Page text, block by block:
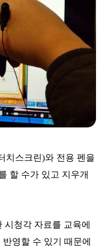
치스크린)와 전용 펜을
할 수가 있고 지우개
청각 자료를 교육에
영할 수 있기 때문에